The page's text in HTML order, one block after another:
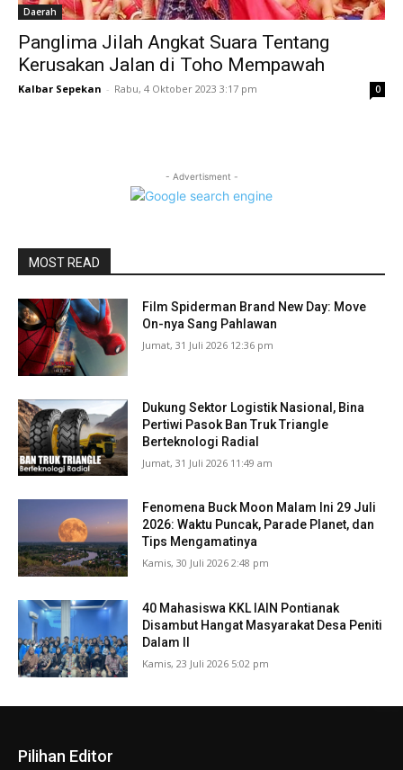
Daerah
Panglima Jilah Angkat Suara Tentang
Kerusakan Jalan di Toho Mempawah
Kalbar Sepekan - Rabu, 4 Oktober 2023 3:17 pm 0
- Advertisment -
MOST READ
Film Spiderman Brand New Day: Move
On-nya Sang Pahlawan
Jumat, 31 Juli 2026 12:36 pm
Dukung Sektor Logistik Nasional, Bina
Pertiwi Pasok Ban Truk Triangle
Berteknologi Radial
Jumat, 31 Juli 2026 11:49 am
Fenomena Buck Moon Malam Ini 29 Juli
2026: Waktu Puncak, Parade Planet, dan
Tips Mengamatinya
Kamis, 30 Juli 2026 2:48 pm
40 Mahasiswa KKL IAIN Pontianak
Disambut Hangat Masyarakat Desa Peniti
Dalam II
Kamis, 23 Juli 2026 5:02 pm
Pilihan Editor